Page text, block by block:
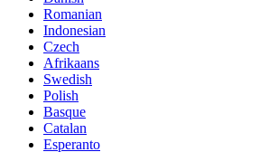
Romanian
Indonesian
Czech
Afrikaans
Swedish
Polish
Basque
Catalan
Esperanto